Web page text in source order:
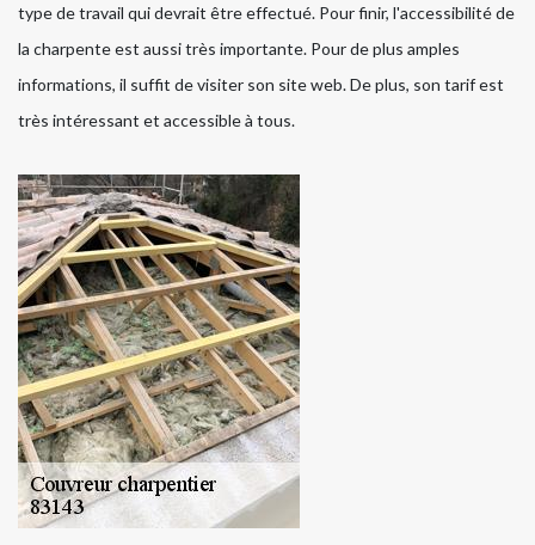
type de travail qui devrait être effectué. Pour finir, l'accessibilité de
la charpente est aussi très importante. Pour de plus amples
informations, il suffit de visiter son site web. De plus, son tarif est
très intéressant et accessible à tous.